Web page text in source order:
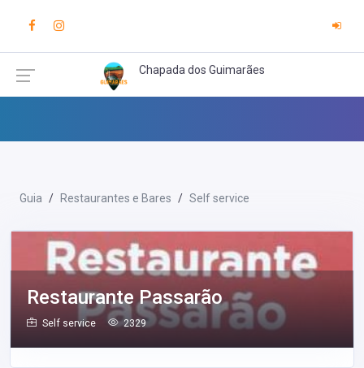
Chapada dos Guimarães
Guia Restaurantes e Bares Self service
Restaurante Passarão
Self service 2329